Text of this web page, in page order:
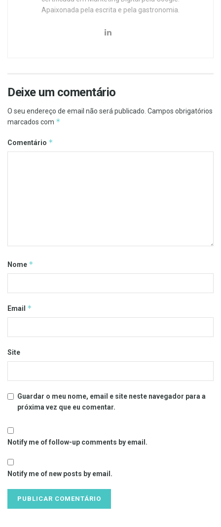
Apaixonada pela escrita e pela gastronomia.
Deixe um comentário
O seu endereço de email não será publicado. Campos obrigatórios
marcados com *
Comentário *
Nome *
Email *
Site
Guardar o meu nome, email e site neste navegador para a
próxima vez que eu comentar.
Notify me of follow-up comments by email.
Notify me of new posts by email.